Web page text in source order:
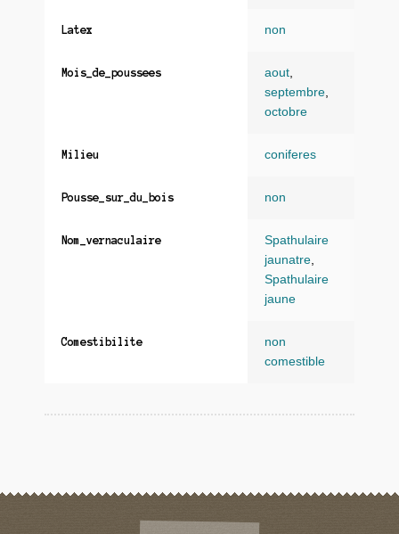
Latex non
Mois_de_poussees aout,
septembre,
octobre
Milieu coniferes
Pousse_sur_du_bois non
Nom_vernaculaire
Spathulaire
jaunatre,
Spathulaire
jaune
Comestibilite
non
comestible